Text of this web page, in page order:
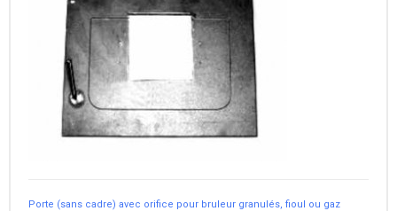
Porte (sans cadre) avec orifice pour bruleur granulés, fioul ou gaz